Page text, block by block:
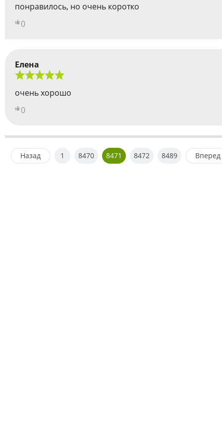
понравилось, но очень коротко
0
Елена
очень хорошо
0
Назад 1 8470 8471 8472 8489 Вперед